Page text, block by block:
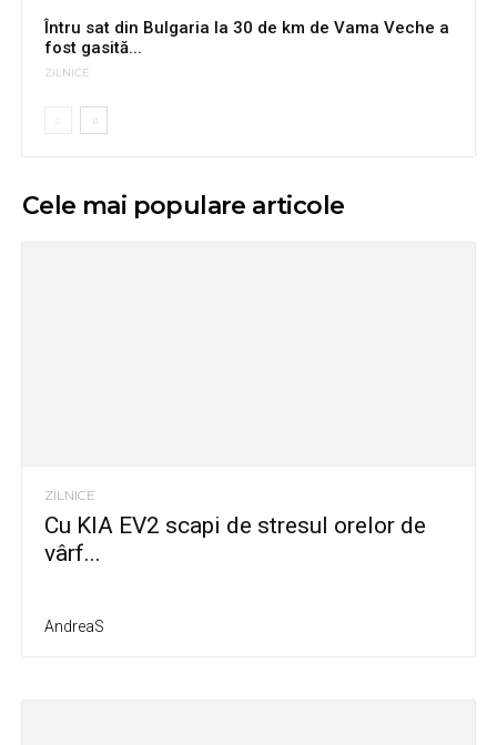
Întru sat din Bulgaria la 30 de km de Vama Veche a
fost gasită...
ZILNICE
Cele mai populare articole
ZILNICE
Cu KIA EV2 scapi de stresul orelor de
vârf...
AndreaS